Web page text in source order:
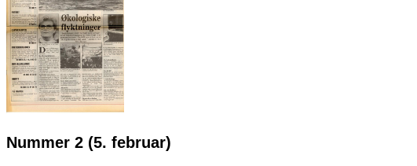
Nummer 2 (5. februar)